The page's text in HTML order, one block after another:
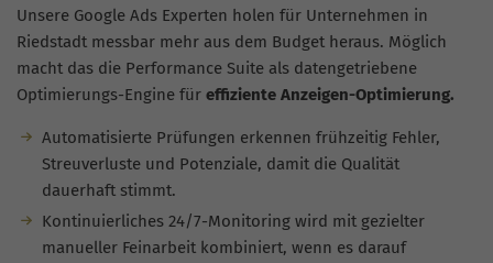
Unsere Google Ads Experten holen für Unternehmen in
Riedstadt messbar mehr aus dem Budget heraus. Möglich
macht das die Performance Suite als datengetriebene
Optimierungs-Engine für effiziente Anzeigen-Optimierung.
Automatisierte Prüfungen erkennen frühzeitig Fehler,
Streuverluste und Potenziale, damit die Qualität
dauerhaft stimmt.
Kontinuierliches 24/7-Monitoring wird mit gezielter
manueller Feinarbeit kombiniert, wenn es darauf